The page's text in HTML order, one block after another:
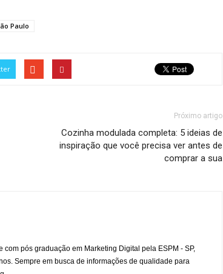
Paulo
Próximo artigo
Cozinha modulada completa: 5 ideias de
inspiração que você precisa ver antes de
comprar a sua
com pós graduação em Marketing Digital pela ESPM - SP,
Sempre em busca de informações de qualidade para